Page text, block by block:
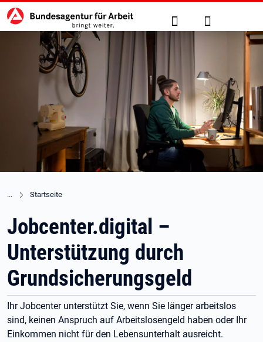
zu den Hauptinhalten springen
Hauptnavigation Suche Anmelden
Startseite
Jobcenter.digital –
Unterstützung durch
Grundsicherungsgeld
Ihr Jobcenter unterstützt Sie, wenn Sie länger arbeitslos
sind, keinen Anspruch auf Arbeitslosengeld haben oder Ihr
Einkommen nicht für den Lebensunterhalt ausreicht.